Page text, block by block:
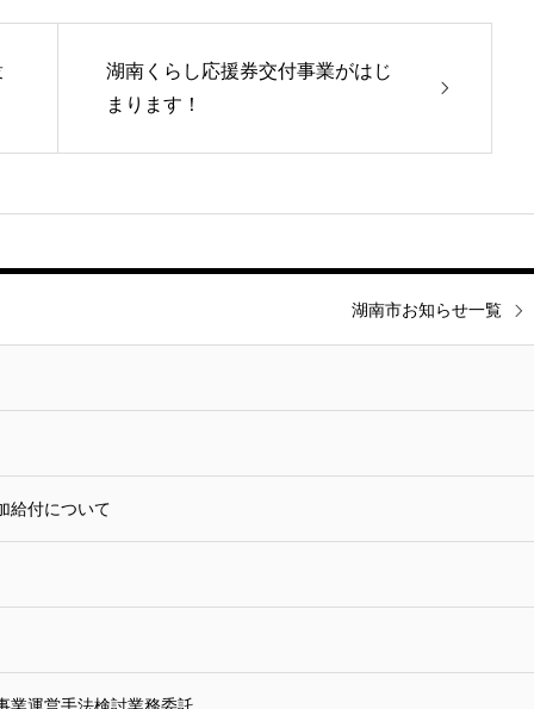
湖南くらし応援券交付事業がはじ
まります！
給付について
湖南市お知らせ一覧